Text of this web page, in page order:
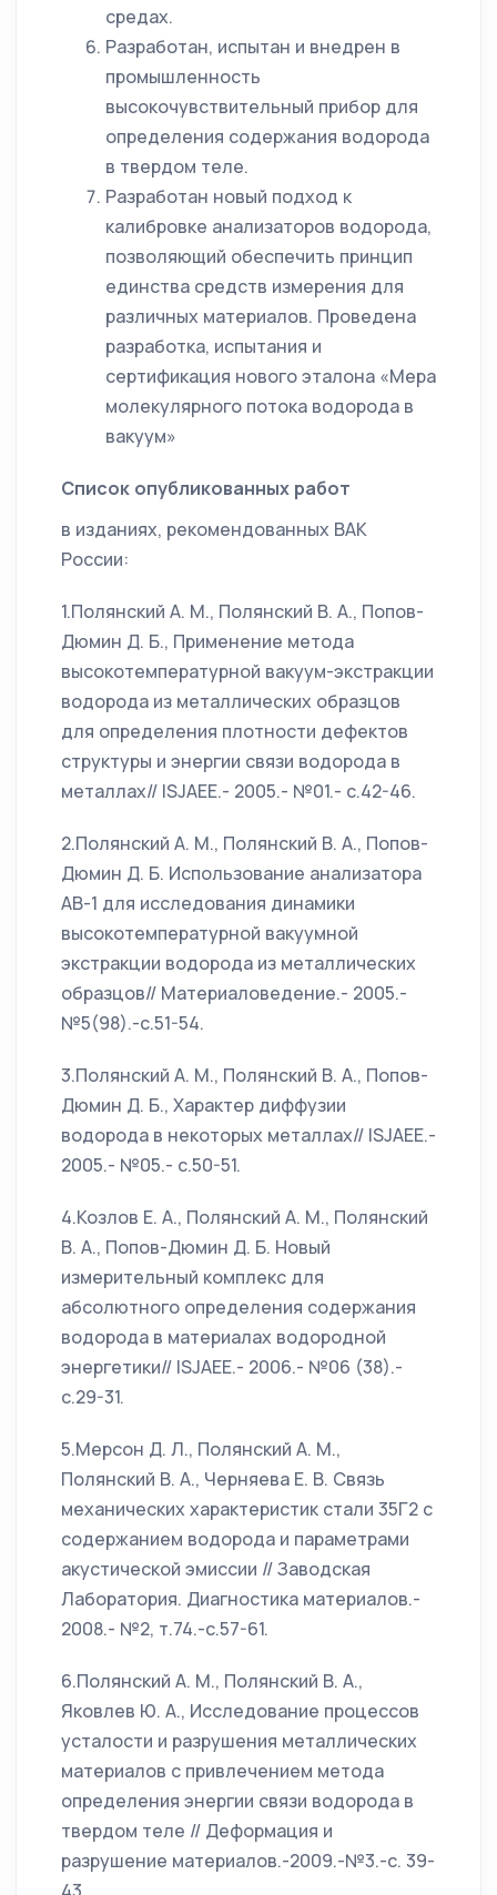
средах.
Разработан, испытан и внедрен в
промышленность
высокочувствительный прибор для
определения содержания водорода
в твердом теле.
Разработан новый подход к
калибровке анализаторов водорода,
позволяющий обеспечить принцип
единства средств измерения для
различных материалов. Проведена
разработка, испытания и
сертификация нового эталона «Мера
молекулярного потока водорода в
вакуум»
Список опубликованных работ
в изданиях, рекомендованных ВАК
России:
1.Полянский А. М., Полянский В. А., Попов-
Дюмин Д. Б., Применение метода
высокотемпературной вакуум-экстракции
водорода из металлических образцов
для определения плотности дефектов
структуры и энергии связи водорода в
металлах// ISJAEE.- 2005.- №01.- с.42-46.
2.Полянский А. М., Полянский В. А., Попов-
Дюмин Д. Б. Использование анализатора
АВ-1 для исследования динамики
высокотемпературной вакуумной
экстракции водорода из металлических
образцов// Материаловедение.- 2005.-
№5(98).-с.51-54.
3.Полянский А. М., Полянский В. А., Попов-
Дюмин Д. Б., Характер диффузии
водорода в некоторых металлах// ISJAEE.-
2005.- №05.- с.50-51.
4.Козлов Е. А., Полянский А. М., Полянский
В. А., Попов-Дюмин Д. Б. Новый
измерительный комплекс для
абсолютного определения содержания
водорода в материалах водородной
энергетики// ISJAEE.- 2006.- №06 (38).-
с.29-31.
5.Мерсон Д. Л., Полянский А. М.,
Полянский В. А., Черняева Е. В. Связь
механических характеристик стали 35Г2 с
содержанием водорода и параметрами
акустической эмиссии // Заводская
Лаборатория. Диагностика материалов.-
2008.- №2, т.74.-с.57-61.
6.Полянский А. М., Полянский В. А.,
Яковлев Ю. А., Исследование пpоцессов
усталости и pазpушения металлических
матеpиалов с пpивлечением метода
опpеделения энеpгии связи водорода в
твердом теле // Деформация и
разрушение материалов.-2009.-№3.-с. 39-